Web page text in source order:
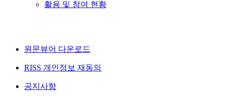
활용 및 참여 현황
원문뷰어 다운로드
RISS 개인정보 재동의
공지사항